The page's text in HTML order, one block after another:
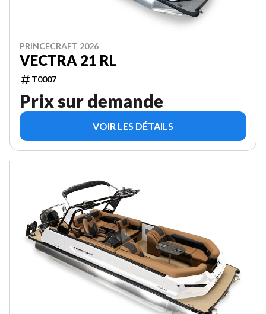
PRINCECRAFT 2026
VECTRA 21 RL
T0007
Prix sur demande
VOIR LES DÉTAILS